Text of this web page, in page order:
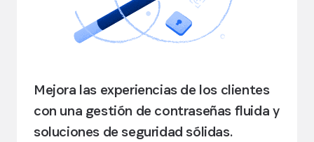
Mejora las experiencias de los clientes
con una gestión de contraseñas fluida y
soluciones de seguridad sólidas.